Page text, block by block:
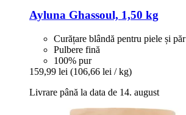
Ayluna Ghassoul, 1,50 kg
Curățare blândă pentru piele și păr
Pulbere fină
100% pur
159,99 lei (106,66 lei / kg)
Livrare până la data de 14. august